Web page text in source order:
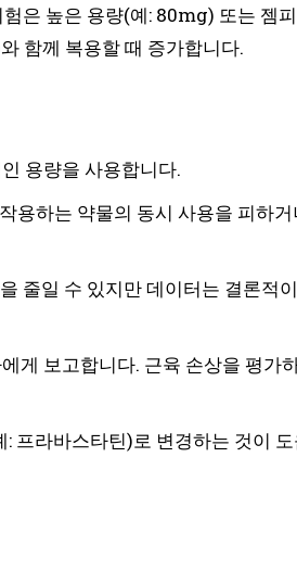
은 높은 용량(예: 80mg) 또는 젬
함께 복용할 때 증가합니다.
용량을 사용합니다.
용하는 약물의 동시 사용을 피하
줄일 수 있지만 데이터는 결론적
게 보고합니다. 근육 손상을 평가
프라바스타틴)로 변경하는 것이